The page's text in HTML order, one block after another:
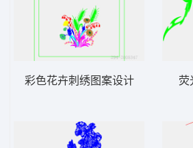
彩色花卉刺绣图案设计 荧